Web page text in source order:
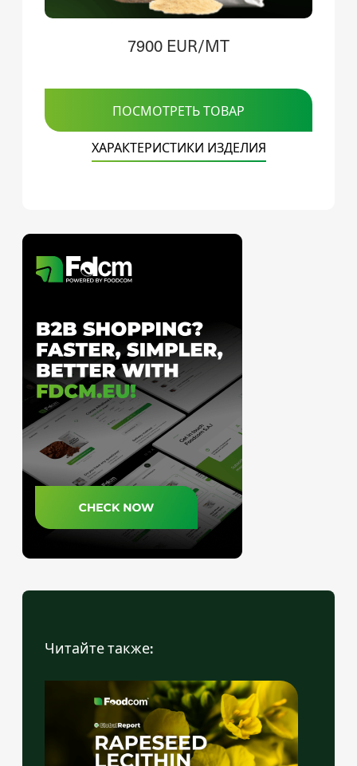
7900 EUR/MT
ПОСМОТРЕТЬ ТОВАР
ХАРАКТЕРИСТИКИ ИЗДЕЛИЯ
Читайте также: